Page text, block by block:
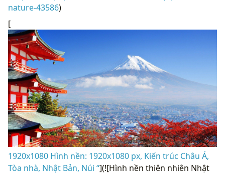
[
1920x1080 Hình nền: 1920x1080 px, Kiến trúc Châu Á,
Tòa nhà, Nhật Bản, Núi “](![Hình nền thiên nhiên Nhật
Bản 1920x1200)